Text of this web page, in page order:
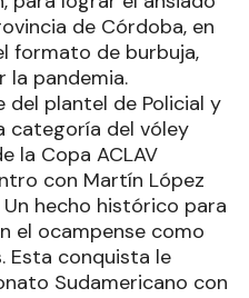
de Córdoba, en
formato de burbuja,
la pandemia.
del plantel de Policial y
categoría del vóley
la Copa ACLAV
con Martín López
hecho histórico para
el ocampense como
Esta conquista le
Sudamericano con